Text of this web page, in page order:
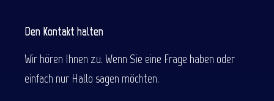
Den Kontakt halten
Wir hören Ihnen zu. Wenn Sie eine Frage haben oder
einfach nur Hallo sagen möchten.